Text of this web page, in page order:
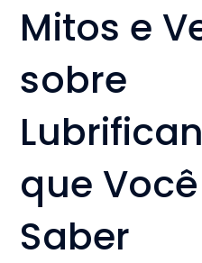
Mitos e
sobre
que
Saber